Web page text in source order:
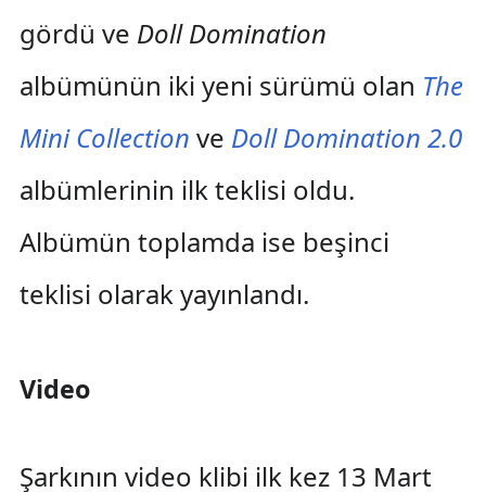
gördü ve Doll Domination
albümünün iki yeni sürümü olan The
Mini Collection ve Doll Domination 2.0
albümlerinin ilk teklisi oldu.
Albümün toplamda ise beşinci
teklisi olarak yayınlandı.
Video
Şarkının video klibi ilk kez 13 Mart